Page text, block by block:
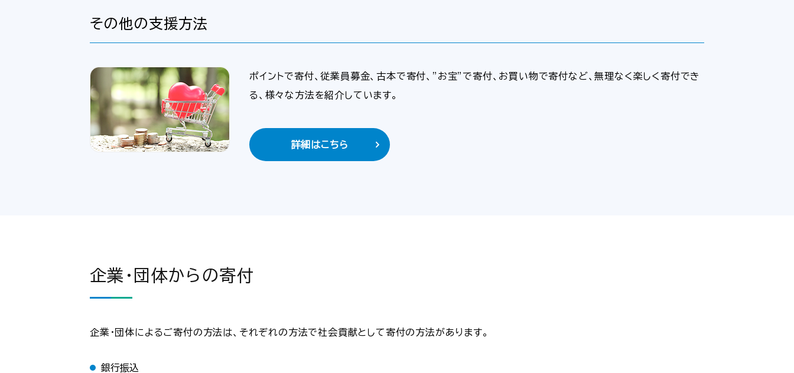
その他の支援方法
ポイントで寄付、従業員募金、古本で寄付、”お宝”で寄付、お買い物で寄付など、無理なく楽しく寄付でき
る、様々な方法を紹介しています。
詳細はこちら
企業・団体からの寄付
企業・団体によるご寄付の方法は、それぞれの方法で社会貢献として寄付の方法があります。
銀行振込